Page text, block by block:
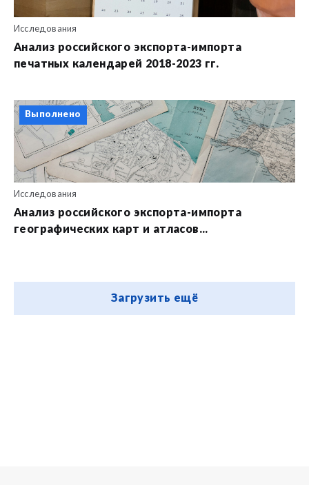
Исследования
Анализ российского экспорта-импорта
печатных календарей 2018-2023 гг.
Выполнено
Исследования
Анализ российского экспорта-импорта
географических карт и атласов...
Загрузить ещё